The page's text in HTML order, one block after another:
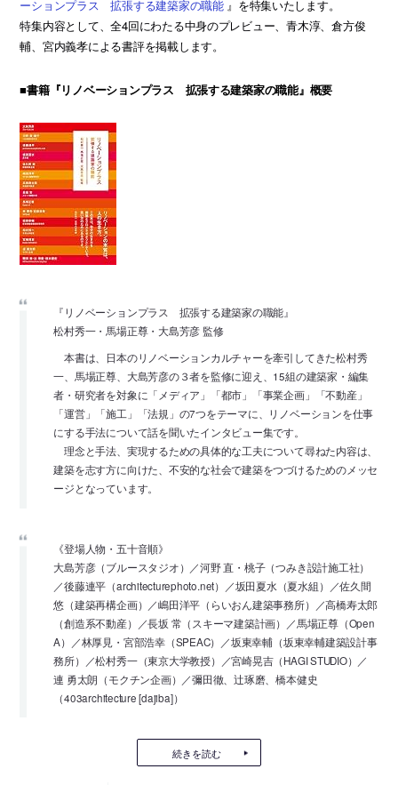
ーションプラス 拡張する建築家の職能 』を特集いたします。
特集内容として、全4回にわたる中身のプレビュー、青木淳、倉方俊
輔、宮内義孝による書評を掲載します。
■書籍『リノベーションプラス 拡張する建築家の職能』概要
『リノベーションプラス 拡張する建築家の職能』
松村秀一・馬場正尊・大島芳彦 監修
本書は、日本のリノベーションカルチャーを牽引してきた松村秀
一、馬場正尊、大島芳彦の３者を監修に迎え、15組の建築家・編集
者・研究者を対象に「メディア」「都市」「事業企画」「不動産」
「運営」「施工」「法規」の7つをテーマに、リノベーションを仕事
にする手法について話を聞いたインタビュー集です。
理念と手法、実現するための具体的な工夫について尋ねた内容は、
建築を志す方に向けた、不安的な社会で建築をつづけるためのメッセ
ージとなっています。
《登場人物・五十音順》
大島芳彦（ブルースタジオ）／河野 直・桃子（つみき設計施工社）
／後藤連平（architecturephoto.net）／坂田夏水（夏水組）／佐久間
悠（建築再構企画）／嶋田洋平（らいおん建築事務所）／高橋寿太郎
（創造系不動産）／長坂 常（スキーマ建築計画）／馬場正尊（Open
A）／林厚見・宮部浩幸（SPEAC）／坂東幸輔（坂東幸輔建築設計事
務所）／松村秀一（東京大学教授）／宮崎晃吉（HAGI STUDIO）／
連 勇太朗（モクチン企画）／彌田徹、辻琢磨、橋本健史
（403architecture [dajiba]）
続きを読む